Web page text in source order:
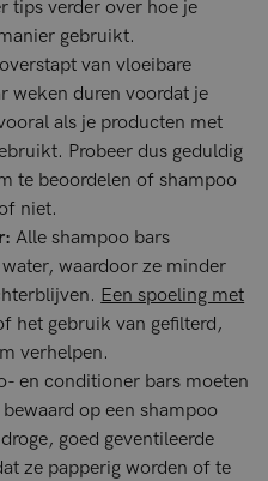
tips verder over hoe je
gebruikt.
van vloeibare
weken duren voordat je
als je producten met
Probeer dus geduldig
te beoordelen of shampoo
niet.
Alle shampoo bars
waardoor ze minder
Een spoeling met
het gebruik van gefilterd,
verhelpen.
en conditioner bars moeten
op een shampoo
goed geventileerde
ze papperig worden of te